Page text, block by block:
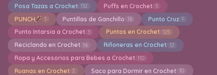
Posa Tazas a Crochet 132 Puffs en Crochet 5
PUNCH 1 Puntillas de Ganchillo 16 Punto Cruz 1
Punto Intarsia a Crochet 3 Puntos en Crochet 125
Reciclando en Crochet 16 Riñoneras en Crochet 12
Ropa y Accesorios para Bebes a Crochet 110
Ruanas en Crochet 2 Saco para Dormir en Crochet 10